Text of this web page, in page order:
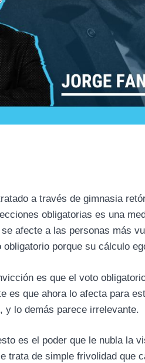
a través de gimnasia
obligatorias es una
afecte a las personas más
obligatorio porque su cálculo
es que el voto
es que ahora lo afecta para
y lo demás parece irrelevante.
es el poder que le nubla la
trata de simple frivolidad que